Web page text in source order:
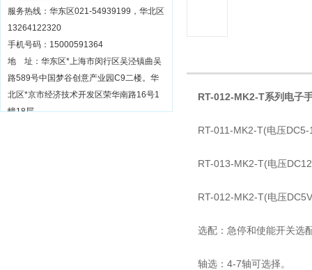
服务热线：华东区021-54939199，华北区
13264122320
手机号码：15000591364
地 址：华东区*上海市闵行区吴泾镇曲吴
路589号中国梦谷创意产业园C9二楼。华
北区*京市经济技术开发区荣华南路16号1
幢18层
RT-012-MK2-T系列电子
RT-011-MK2-T(电压DC5-
RT-013-MK2-T(电压
RT-012-MK2-T(电压
选配：急停和使能开关选
轴选：4-7轴可选择。